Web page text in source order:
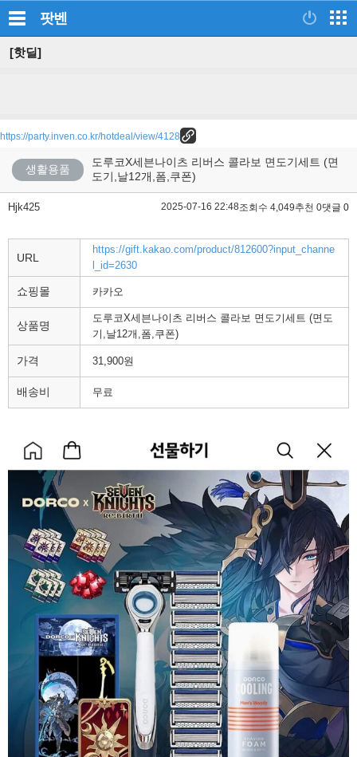
팟벤
[핫딜]
https://party.inven.co.kr/hotdeal/view/4128
생활용품
도루코X세븐나이츠 리버스 콜라보 면도기세트 (면
도기,날12개,폼,쿠폰)
Hjk425 2025-07-16 22:48조회수 4,049추천 0댓글 0
URL
https://gift.kakao.com/product/812600?input_channe
l_id=2630
쇼핑몰 카카오
상품명
도루코X세븐나이츠 리버스 콜라보 면도기세트 (면도
기,날12개,폼,쿠폰)
가격 31,900원
배송비 무료